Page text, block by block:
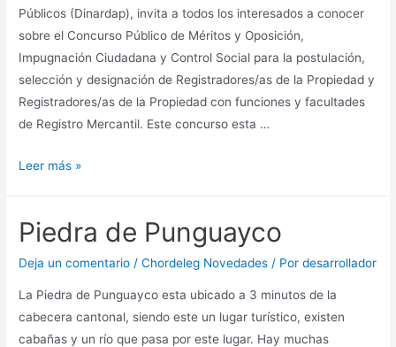
Públicos (Dinardap), invita a todos los interesados a conocer
sobre el Concurso Público de Méritos y Oposición,
Impugnación Ciudadana y Control Social para la postulación,
selección y designación de Registradores/as de la Propiedad y
Registradores/as de la Propiedad con funciones y facultades
de Registro Mercantil. Este concurso esta …
Leer más »
Piedra de Punguayco
Deja un comentario /Chordeleg Novedades / Pordesarrollador
La Piedra de Punguayco esta ubicado a 3 minutos de la
cabecera cantonal, siendo este un lugar turístico, existen
cabañas y un río que pasa por este lugar. Hay muchas